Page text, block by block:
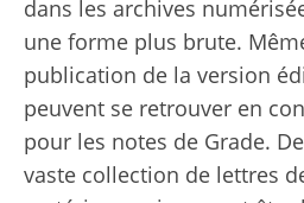
dans les archives
une forme plus brute.
publication de la version
peuvent se retrouver en
pour les notes de Grade.
vaste collection de lettres